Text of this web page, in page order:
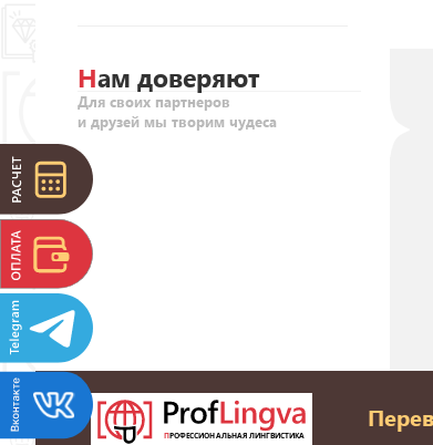
Нам доверяют
Для своих партнеров
и друзей мы творим чудеса